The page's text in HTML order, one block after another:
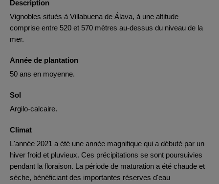
Description
Vignobles situés à Villabuena de Álava, à une altitude
comprise entre 520 et 570 mètres au-dessus du niveau de la
mer.
Année de plantation
50 ans en moyenne.
Sol
Argilo-calcaire.
Climat
L'année 2021 a été une année magnifique qui a débuté par un
hiver froid et pluvieux. Ces précipitations se sont poursuivies
pendant la floraison. La période de maturation a été chaude et
sèche, bénéficiant des importantes réserves d'eau